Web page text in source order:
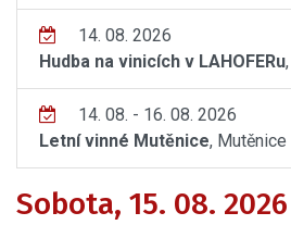
14. 08. 2026
Hudba na vinicích v LAHOFERu
14. 08. - 16. 08. 2026
Letní vinné Mutěnice, Mutěnice
Sobota, 15. 08. 2026